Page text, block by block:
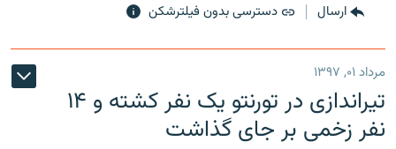
ارسال دسترسی بدون فیلترشکن
مرداد ۰۱, ۱۳۹۷
تیراندازی در تورنتو یک نفر کشته و ۱۴
نفر زخمی بر جای گذاشت